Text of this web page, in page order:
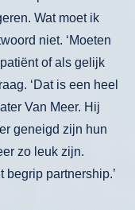
Wat moet ik
woord niet. ‘Moeten
of als gelijk­
. ‘Dat is een heel
Van Meer. Hij
had wel opgemerkt dat mannen eer­der geneigd zijn hun
zo leuk zijn.
begrip partnership.’